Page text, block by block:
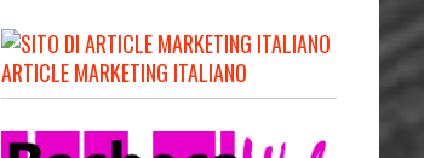
ARTICLE MARKETING ITALIANO